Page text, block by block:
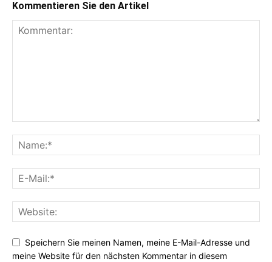
Kommentieren Sie den Artikel
Speichern Sie meinen Namen, meine E-Mail-Adresse und
meine Website für den nächsten Kommentar in diesem